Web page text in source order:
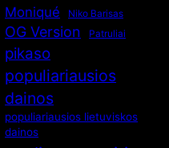
Moniqué Niko Barisas
OG Version Patruliai
pikaso
populiariausios
dainos
populiariausios lietuviskos
dainos